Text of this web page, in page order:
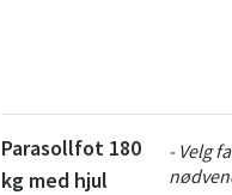
Parasollfot 180
kg med hjul
- Velg